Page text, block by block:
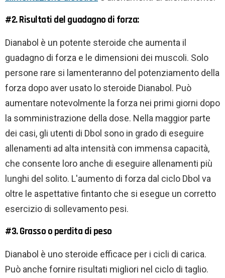
#2. Risultati del guadagno di forza:
Dianabol è un potente steroide che aumenta il
guadagno di forza e le dimensioni dei muscoli. Solo
persone rare si lamenteranno del potenziamento della
forza dopo aver usato lo steroide Dianabol. Può
aumentare notevolmente la forza nei primi giorni dopo
la somministrazione della dose. Nella maggior parte
dei casi, gli utenti di Dbol sono in grado di eseguire
allenamenti ad alta intensità con immensa capacità,
che consente loro anche di eseguire allenamenti più
lunghi del solito. L'aumento di forza dal ciclo Dbol va
oltre le aspettative fintanto che si esegue un corretto
esercizio di sollevamento pesi.
#3. Grasso o perdita di peso
Dianabol è uno steroide efficace per i cicli di carica.
Può anche fornire risultati migliori nel ciclo di taglio.